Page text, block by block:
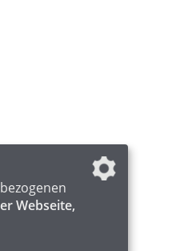
Webseite,